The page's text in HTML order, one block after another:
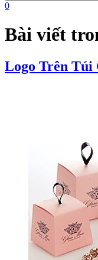
0
Bài viết
Logo Trên Túi